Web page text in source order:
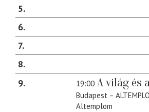
5
6
7
8
9
19:00 A világ és
Budapest –
Altemplom